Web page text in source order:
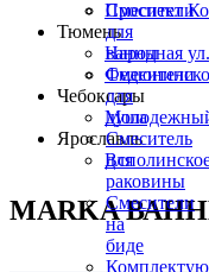
Смесители
для
ванны
Смесители
для
душа
Смеситель
для
раковины
Смесители
на
биде
Проспект
Тюмень
Народная
Чебоксары
Ярославль
MARKA